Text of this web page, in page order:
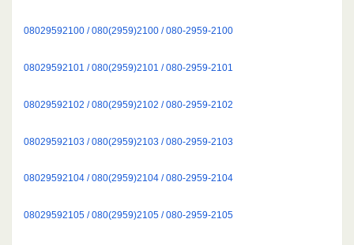
08029592100 / 080(2959)2100 / 080-2959-2100
08029592101 / 080(2959)2101 / 080-2959-2101
08029592102 / 080(2959)2102 / 080-2959-2102
08029592103 / 080(2959)2103 / 080-2959-2103
08029592104 / 080(2959)2104 / 080-2959-2104
08029592105 / 080(2959)2105 / 080-2959-2105